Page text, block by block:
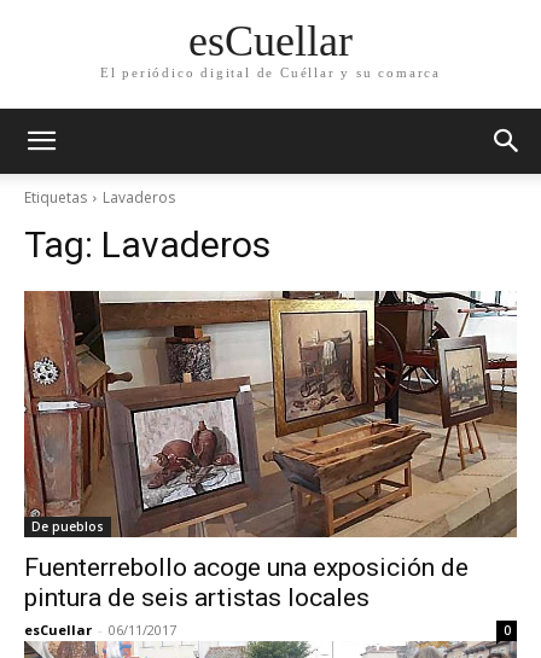
esCuellar
El periódico digital de Cuéllar y su comarca
Etiquetas Lavaderos
Tag: Lavaderos
De pueblos
Fuenterrebollo acoge una exposición de
pintura de seis artistas locales
esCuellar - 06/11/2017 0